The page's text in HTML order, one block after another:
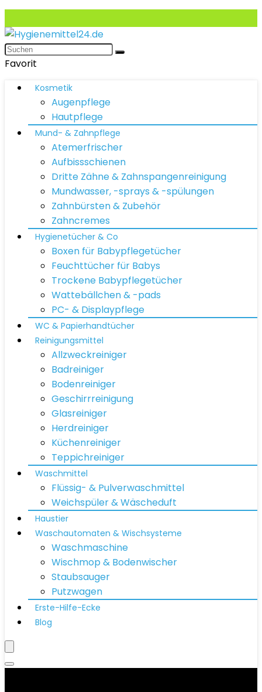
Favorit
Kosmetik
Augenpflege
Hautpflege
Mund- & Zahnpflege
Atemerfrischer
Aufbissschienen
Dritte Zähne & Zahnspangenreinigung
Mundwasser, -sprays & -spülungen
Zahnbürsten & Zubehör
Zahncremes
Hygienetücher & Co
Boxen für Babypflegetücher
Feuchttücher für Babys
Trockene Babypflegetücher
Wattebällchen & -pads
PC- & Displaypflege
WC & Papierhandtücher
Reinigungsmittel
Allzweckreiniger
Badreiniger
Bodenreiniger
Geschirrreinigung
Glasreiniger
Herdreiniger
Küchenreiniger
Teppichreiniger
Waschmittel
Flüssig- & Pulverwaschmittel
Weichspüler & Wäscheduft
Haustier
Waschautomaten & Wischsysteme
Waschmaschine
Wischmop & Bodenwischer
Staubsauger
Putzwagen
Erste-Hilfe-Ecke
Blog